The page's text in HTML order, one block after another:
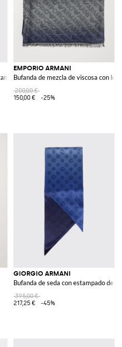
tropical y bordes desflecados
EMPORIO ARMANI
Bufanda de mezcla de viscosa con
200,00 €
150,00 €
-25%
GIORGIO ARMANI
Bufanda de seda con estampado de
395,00 €
217,25 €
-45%